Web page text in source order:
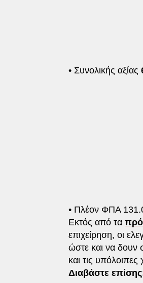
• Συνολικής αξίας
• Πλέον ΦΠΑ
Εκτός από τα
επιχείρηση, οι
ώστε και να δουν
και τις υπόλοιπες
Διαβάστε